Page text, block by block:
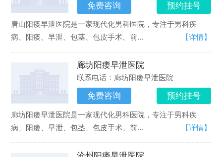
免费咨询 预约挂号
唐山阳痿早泄医院是一家现代化男科医院，专注于男科疾
病、阳痿、早泄、包茎、包皮手术、前...
【详情】
廊坊阳痿早泄医院
联系电话：廊坊阳痿早泄医院
免费咨询 预约挂号
廊坊阳痿早泄医院是一家现代化男科医院，专注于男科疾
病、阳痿、早泄、包茎、包皮手术、前...
【详情】